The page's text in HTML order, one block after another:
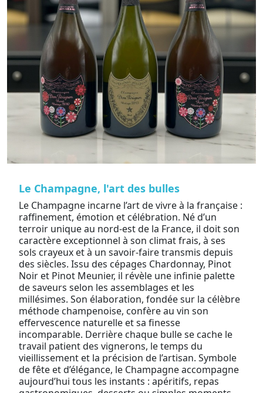
Le Champagne, l'art des bulles
Le Champagne incarne l’art de vivre à la française :
raffinement, émotion et célébration. Né d’un
terroir unique au nord-est de la France, il doit son
caractère exceptionnel à son climat frais, à ses
sols crayeux et à un savoir-faire transmis depuis
des siècles. Issu des cépages Chardonnay, Pinot
Noir et Pinot Meunier, il révèle une infinie palette
de saveurs selon les assemblages et les
millésimes. Son élaboration, fondée sur la célèbre
méthode champenoise, confère au vin son
effervescence naturelle et sa finesse
incomparable. Derrière chaque bulle se cache le
travail patient des vignerons, le temps du
vieillissement et la précision de l’artisan. Symbole
de fête et d’élégance, le Champagne accompagne
aujourd’hui tous les instants : apéritifs, repas